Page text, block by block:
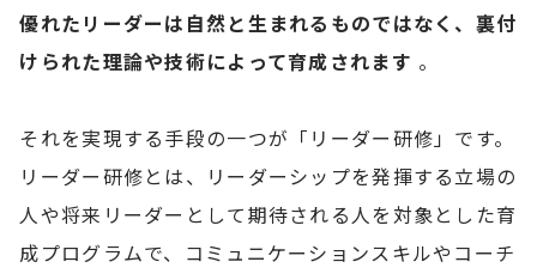
優れたリーダーは自然と生まれるものではなく、裏付
けられた理論や技術によって育成されます 。
それを実現する手段の一つが「リーダー研修」です。
リーダー研修とは、リーダーシップを発揮する立場の
人や将来リーダーとして期待される人を対象とした育
成プログラムで、コミュニケーションスキルやコーチ